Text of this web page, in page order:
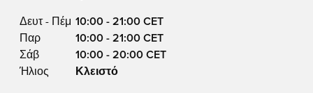
Δευτ - Πέμ 10:00 - 21:00 CET
Παρ
10:00 - 21:00 CET
Σάβ
10:00 - 20:00 CET
Ήλιος
Κλειστό